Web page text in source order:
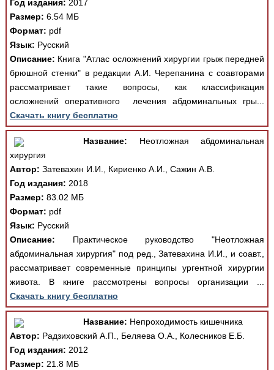
Год издания: 2017
Размер: 6.54 МБ
Формат: pdf
Язык: Русский
Описание: Книга "Атлас осложнений хирургии грыж передней
брюшной стенки" в редакции А.И. Черепанина с соавторами
рассматривает такие вопросы, как классификация
осложнений оперативного лечения абдоминальных гры...
Скачать книгу бесплатно
Название: Неотложная абдоминальная
хирургия
Автор: Затевахин И.И., Кириенко А.И., Сажин А.В.
Год издания: 2018
Размер: 83.02 МБ
Формат: pdf
Язык: Русский
Описание: Практическое руководство "Неотложная
абдоминальная хирургия" под ред., Затевахина И.И., и соавт.,
рассматривает современные принципы ургентной хирургии
живота. В книге рассмотрены вопросы организации ...
Скачать книгу бесплатно
Название: Непроходимость кишечника
Автор: Радзиховский А.П., Беляева О.А., Колесников Е.Б.
Год издания: 2012
Размер: 21.8 МБ